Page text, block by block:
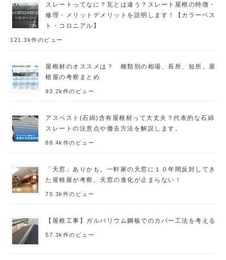
スレートってなに？瓦とは違う？スレート屋根の特徴・
修理・メリットデメリットを説明します！【カラーベス
ト・コロニアル】
121.3k件のビュー
屋根材のオススメは？ 種類別の相場、長所、短所。屋
根屋の考察まとめ
93.2k件のビュー
アスベスト(石綿)含有屋根材って大丈夫？代表的な石綿
スレートの注意点や撤去方法を解説します。
88.4k件のビュー
「天窓」ありかも。一軒家の天窓に１０年間反対してき
た屋根屋が考察。天窓の進化が止まらない！
70.3k件のビュー
【屋根工事】ガルバリウム鋼板でのカバー工法を考える
57.3k件のビュー